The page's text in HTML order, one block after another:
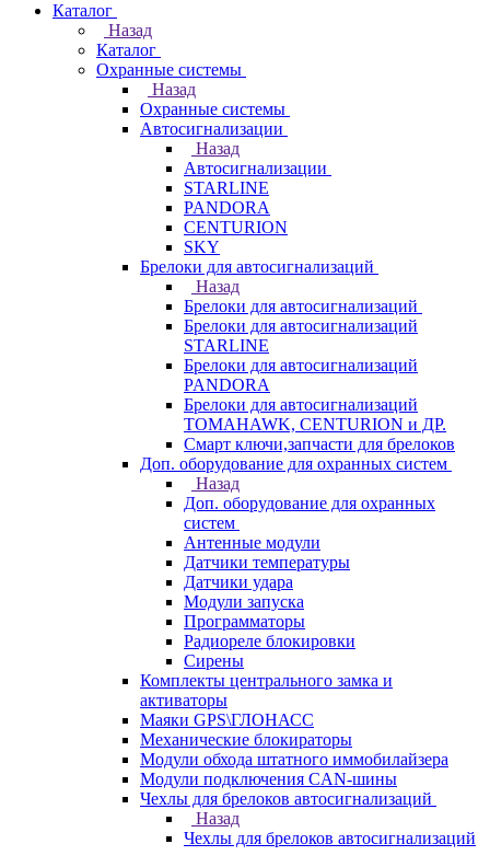
Каталог
Назад
Каталог
Охранные системы
Назад
Охранные системы
Автосигнализации
Назад
Автосигнализации
STARLINE
PANDORA
CENTURION
SKY
Брелоки для автосигнализаций
Назад
Брелоки для автосигнализаций
Брелоки для автосигнализаций
STARLINE
Брелоки для автосигнализаций
PANDORA
Брелоки для автосигнализаций
TOMAHAWK, CENTURION и ДР.
Смарт ключи,запчасти для брелоков
Доп. оборудование для охранных систем
Назад
Доп. оборудование для охранных
систем
Антенные модули
Датчики температуры
Датчики удара
Модули запуска
Программаторы
Радиореле блокировки
Сирены
Комплекты центрального замка и
активаторы
Маяки GPS\ГЛОНАСС
Механические блокираторы
Модули обхода штатного иммобилайзера
Модули подключения CAN-шины
Чехлы для брелоков автосигнализаций
Назад
Чехлы для брелоков автосигнализаций